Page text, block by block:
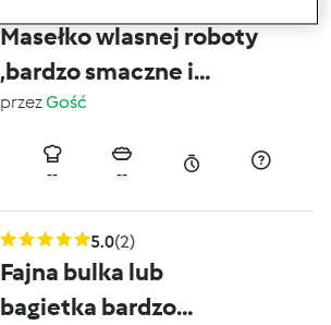
Masełko wlasnej roboty
,bardzo smaczne i
szybko zrobione !
przezGość
-- --
5.0(2)
Fajna bulka lub
bagietka bardzo